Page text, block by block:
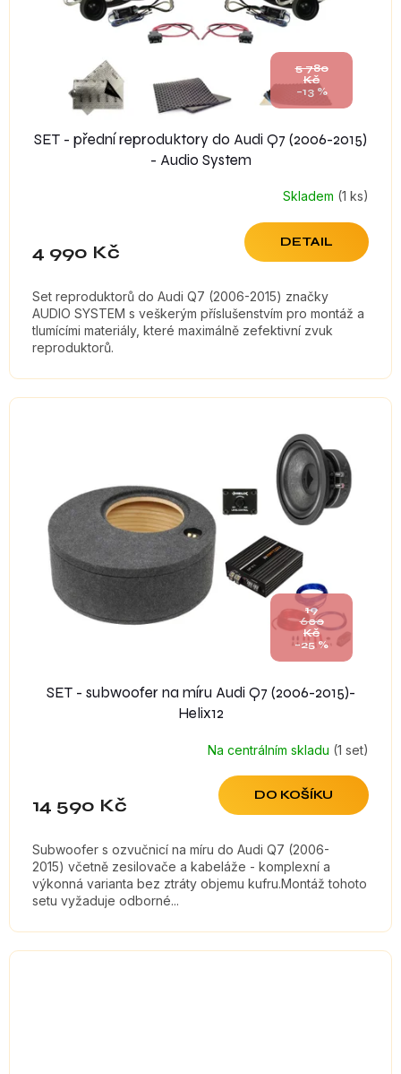
5 780
Kč
–13 %
SET - přední reproduktory do Audi Q7 (2006-2015)
- Audio System
Skladem (1 ks)
4 990 Kč DETAIL
Set reproduktorů do Audi Q7 (2006-2015) značky
AUDIO SYSTEM s veškerým příslušenstvím pro montáž a
tlumícími materiály, které maximálně zefektivní zvuk
reproduktorů.
19
600
Kč
–25 %
SET - subwoofer na míru Audi Q7 (2006-2015)-
Helix12
Na centrálním skladu (1 set)
14 590 Kč DO KOŠÍKU
Subwoofer s ozvučnicí na míru do Audi Q7 (2006-
2015) včetně zesilovače a kabeláže - komplexní a
výkonná varianta bez ztráty objemu kufru.Montáž tohoto
setu vyžaduje odborné...